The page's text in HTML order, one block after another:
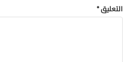
التعليق*